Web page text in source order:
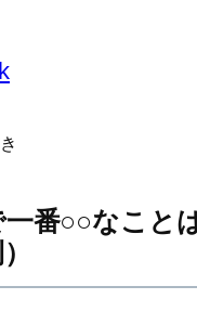
番○○なこと